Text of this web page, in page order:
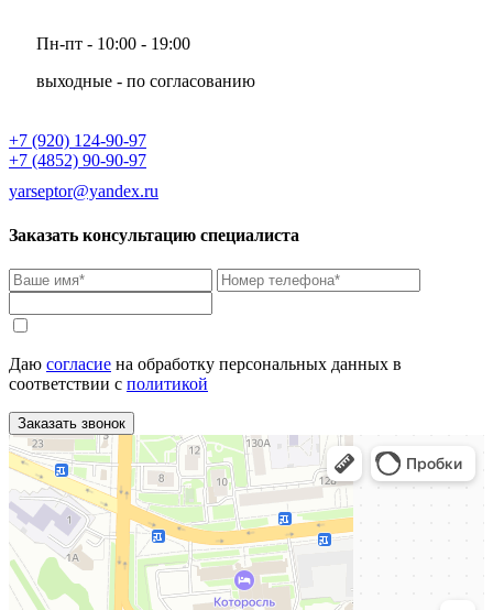
Пн-пт - 10:00 - 19:00
выходные - по согласованию
+7 (920) 124-90-97
+7 (4852) 90-90-97
yarseptor@yandex.ru
Заказать консультацию специалиста
Даю согласие на обработку персональных данных в
соответствии с политикой
Заказать звонок